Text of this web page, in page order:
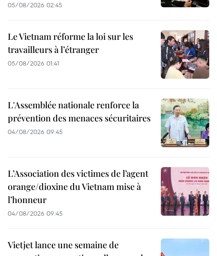
05/08/2026 02:45
Le Vietnam réforme la loi sur les
travailleurs à l’étranger
05/08/2026 01:41
L'Assemblée nationale renforce la
prévention des menaces sécuritaires
04/08/2026 09:45
L’Association des victimes de l’agent
orange/dioxine du Vietnam mise à
l’honneur
04/08/2026 09:45
Vietjet lance une semaine de